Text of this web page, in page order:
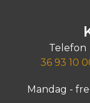
Telefon
36 93 10
Mandag -